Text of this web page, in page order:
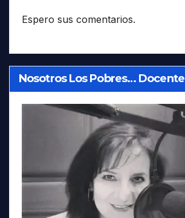
Espero sus comentarios.
Nosotros Los Pobres…